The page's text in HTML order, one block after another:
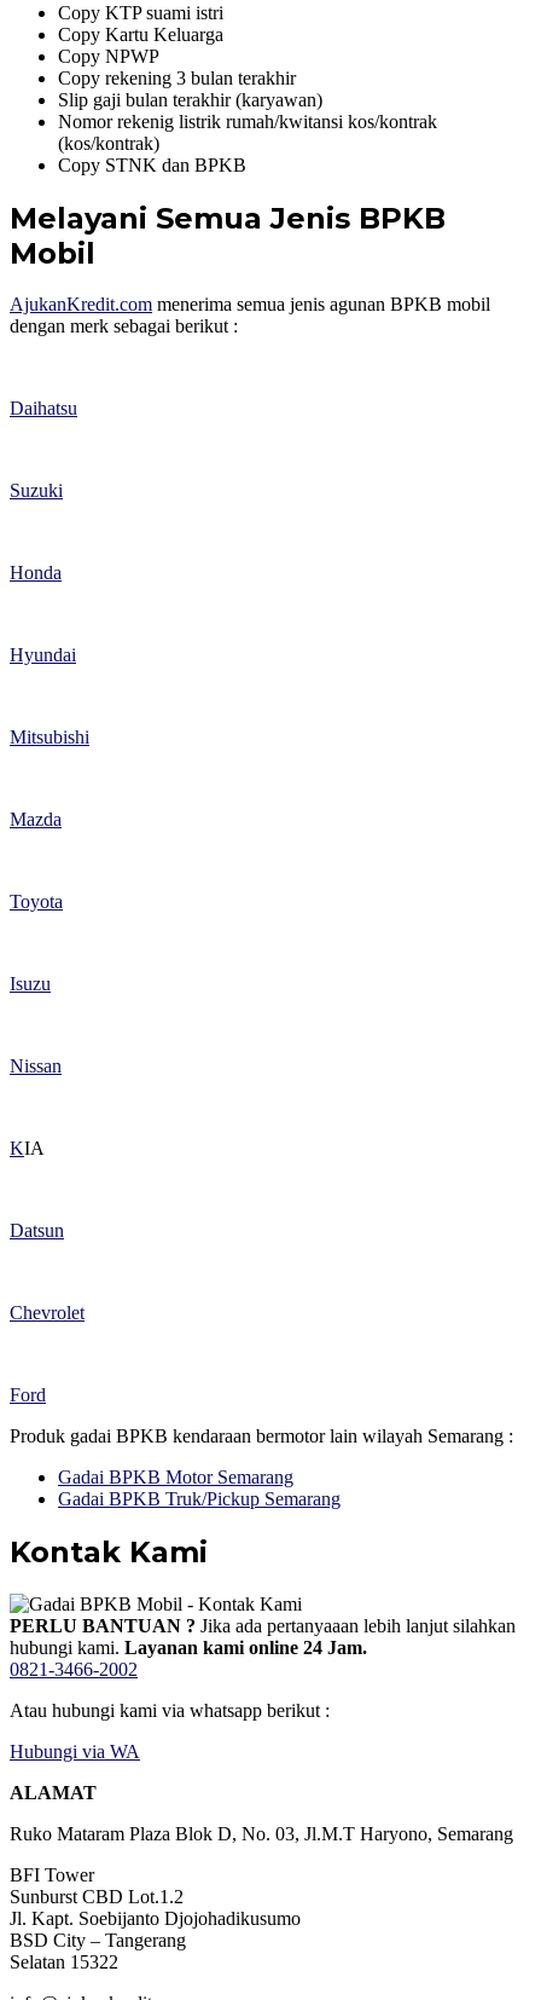
Copy KTP suami istri
Copy Kartu Keluarga
Copy NPWP
Copy rekening 3 bulan terakhir
Slip gaji bulan terakhir (karyawan)
Nomor rekenig listrik rumah/kwitansi kos/kontrak
(kos/kontrak)
Copy STNK dan BPKB
Melayani Semua Jenis BPKB
Mobil
AjukanKredit.com menerima semua jenis agunan BPKB mobil
dengan merk sebagai berikut :
Daihatsu
Suzuki
Honda
Hyundai
Mitsubishi
Mazda
Toyota
Isuzu
Nissan
KIA
Datsun
Chevrolet
Ford
Produk gadai BPKB kendaraan bermotor lain wilayah Semarang :
Gadai BPKB Motor Semarang
Gadai BPKB Truk/Pickup Semarang
Kontak Kami
PERLU BANTUAN ? Jika ada pertanyaaan lebih lanjut silahkan
hubungi kami. Layanan kami online 24 Jam.
0821-3466-2002
Atau hubungi kami via whatsapp berikut :
Hubungi via WA
ALAMAT
Ruko Mataram Plaza Blok D, No. 03, Jl.M.T Haryono, Semarang
BFI Tower
Sunburst CBD Lot.1.2
Jl. Kapt. Soebijanto Djojohadikusumo
BSD City – Tangerang
Selatan 15322